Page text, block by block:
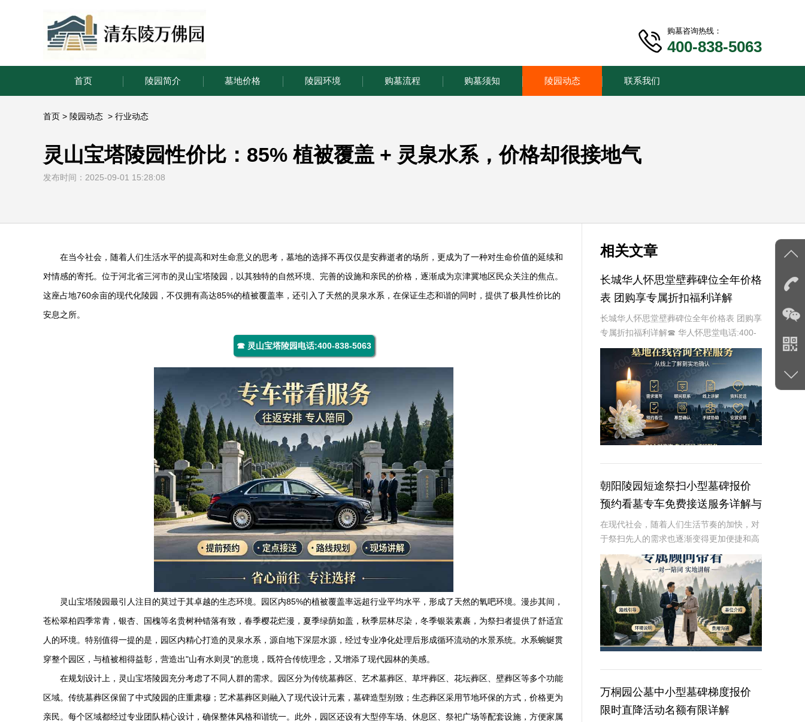
购墓咨询热线：
400-838-5063
首页 陵园简介 墓地价格 陵园环境 购墓流程 购墓须知 陵园动态 联系我们
首页 > 陵园动态 > 行业动态
灵山宝塔陵园性价比：85% 植被覆盖 + 灵泉水系，价格却很接地气
发布时间：2025-09-01 15:28:08
在当今社会，随着人们生活水平的提高和对生命意义的思考，墓地的选择不再仅仅是安葬逝者的场所，更成为了一种对生命价值的延续和
对情感的寄托。位于河北省三河市的灵山宝塔陵园 ，以其独特的自然环境、完善的设施和亲民的价格，逐渐成为京津冀地区民众关注的焦点。
这座占地760余亩的现代化陵园，不仅拥有高达85%的植被覆盖率，还引入了天然的灵泉水系，在保证生态和谐的同时，提供了极具性价比的
安息之所。
☎ 灵山宝塔陵园电话:400-838-5063
灵山宝塔陵园最引人注目的莫过于其卓越的生态环境。园区内85%的植被覆盖率远超行业平均水平，形成了天然的氧吧环境。漫步其间，
苍松翠柏四季常青，银杏、国槐等名贵树种错落有致，春季樱花烂漫，夏季绿荫如盖，秋季层林尽染，冬季银装素裹，为祭扫者提供了舒适宜
人的环境。特别值得一提的是，园区内精心打造的灵泉水系，源自地下深层水源，经过专业净化处理后形成循环流动的水景系统。水系蜿蜒贯
穿整个园区，与植被相得益彰，营造出"山有水则灵"的意境，既符合传统理念，又增添了现代园林的美感。
在规划设计上， 灵山宝塔陵园充分考虑了不同人群的需求。园区分为传统墓葬区、艺术墓葬区、草坪葬区、花坛葬区、壁葬区等多个功能
区域。传统墓葬区保留了中式陵园的庄重肃穆；艺术墓葬区则融入了现代设计元素，墓碑造型别致；生态葬区采用节地环保的方式，价格更为
亲民。每个区域都经过专业团队精心设计，确保整体风格和谐统一。此外，园区还设有大型停车场、休息区、祭祀广场等配套设施，方便家属
相关文章
长城华人怀思堂壁葬碑位全年价格
表 团购享专属折扣福利详解
长城华人怀思堂壁葬碑位全年价格表 团购享
专属折扣福利详解☎ 华人怀思堂电话:400-
838-5063随着社会的发展和人们观念的变
化，越来越多的人开始选择壁葬作为一种环
保、节约土地的殡葬方式。长城华人
朝阳陵园短途祭扫小型墓碑报价
预约看墓专车免费接送服务详解与
福利
在现代社会，随着人们生活节奏的加快，对
于祭扫先人的需求也逐渐变得更加便捷和高
效。朝阳陵园作为一家知名的大型陵园，提
供了多种祭扫服务和产品，其中包括短途祭
扫小型墓碑的报价、预约看墓专车免费接送
服务。本文
万桐园公墓中小型墓碑梯度报价
限时直降活动名额有限详解